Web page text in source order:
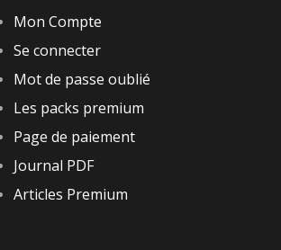
Mon Compte
Se connecter
Mot de passe oublié
Les packs premium
Page de paiement
Journal PDF
Articles Premium